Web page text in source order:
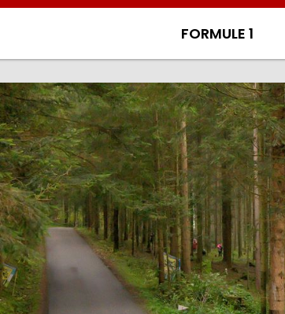
FORMULE 1